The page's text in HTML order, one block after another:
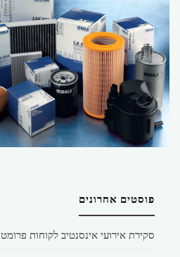
פוסטים אחרונים
סקירת אירועי אינסנטיב לקוחות פרומט 2010-2019